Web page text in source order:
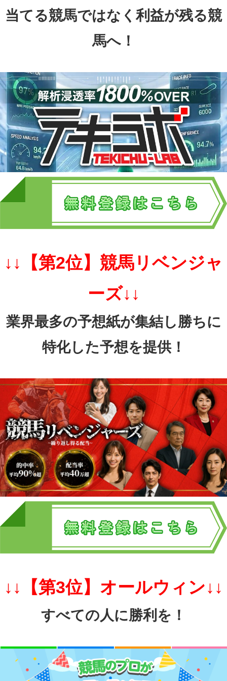
当てる競馬ではなく利益が残る競
馬へ！
↓↓【第2位】競馬リベンジャ
ーズ↓↓
業界最多の予想紙が集結し勝ちに
特化した予想を提供！
↓↓【第3位】オールウィン↓↓
すべての人に勝利を！